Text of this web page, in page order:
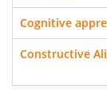
Cognitive
Constructive